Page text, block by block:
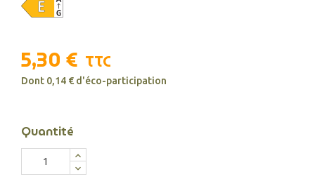
5,30 € TTC
Dont 0,14 € d'éco-participation
Quantité